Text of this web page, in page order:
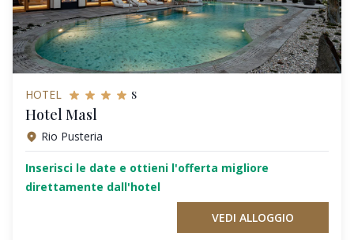
HOTEL s
Hotel Masl
Rio Pusteria
Inserisci le date e ottieni l'offerta migliore
direttamente dall'hotel
VEDI ALLOGGIO